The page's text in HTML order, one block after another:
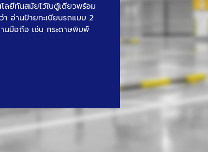
ลยีทันสมัยไว้ในตู้เดียวพร้อม
อ่านป้ายทะเบียนรถแบบ 2
นมือถือ เช่น กระดาษพิมพ์